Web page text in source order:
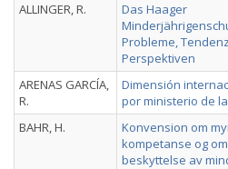
ALLINGER, R.
Das Haager
Probleme,
Perspektiven
ARENAS GARCÍA,
R.
Dimensión
por ministerio de
BAHR, H.
Konvension om
kompetanse og
beskyttelse av